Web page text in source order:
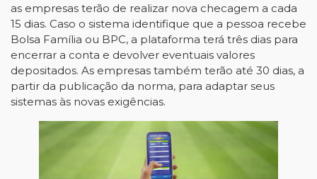
as empresas terão de realizar nova checagem a cada
15 dias. Caso o sistema identifique que a pessoa recebe
Bolsa Família ou BPC, a plataforma terá três dias para
encerrar a conta e devolver eventuais valores
depositados. As empresas também terão até 30 dias, a
partir da publicação da norma, para adaptar seus
sistemas às novas exigências.